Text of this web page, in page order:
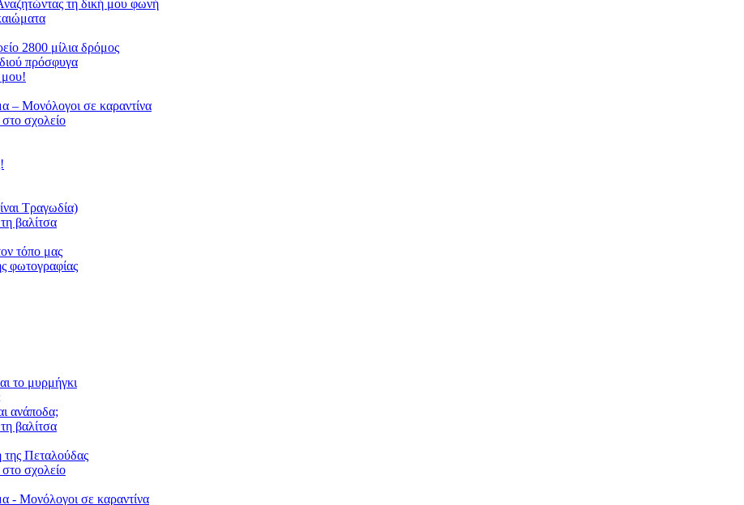
τη δική μου φωνή
2800 μίλια δρόμος
πρόσφυγα
μου!
– Μονόλογοι σε καραντίνα
σχολείο
Τραγωδία)
βαλίτσα
τόπο μας
φωτογραφίας
το μυρμήγκι
ανάποδα;
βαλίτσα
Πεταλούδας
σχολείο
- Μονόλογοι σε καραντίνα